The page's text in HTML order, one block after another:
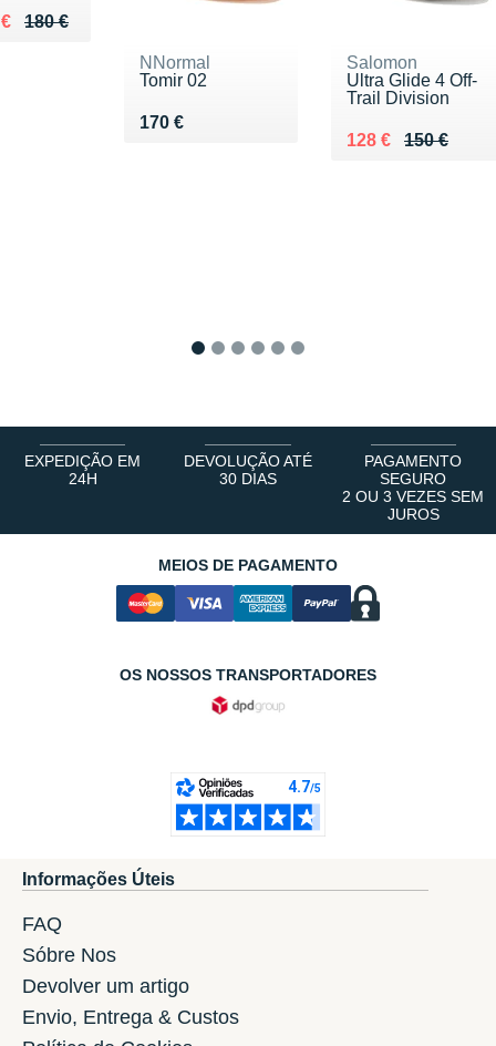
180 €
de 180 €
130 €
NNormal
Tomir 02
170 €
Vendu 170 €
Salomon
Ultra Glide 4 Off-
Trail Division
150 €
Au lieu de 150 €
128 €
Vendu 128 €
EXPEDIÇÃO EM
24H
DEVOLUÇÃO ATÉ
30 DIAS
PAGAMENTO
SEGURO
2 OU 3 VEZES SEM
JUROS
MEIOS DE PAGAMENTO
OS NOSSOS TRANSPORTADORES
Informações Úteis
FAQ
Sóbre Nos
Devolver um artigo
Envio, Entrega & Custos